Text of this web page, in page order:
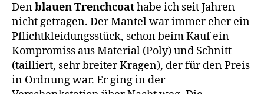
Denblauen Trenchcoathabe ich seit Jahren
nicht getragen. Der Mantel war immer eher ein
Pflichtkleidungsstück, schon beim Kauf ein
Kompromiss aus Material (Poly) und Schnitt
(tailliert, sehr breiter Kragen), der für den Preis
in Ordnung war. Er ging in der